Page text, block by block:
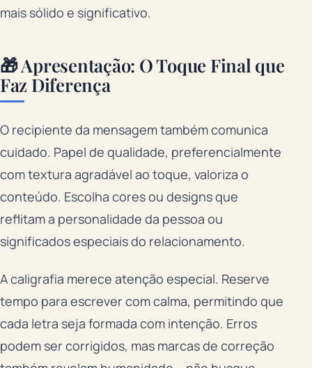
mais sólido e significativo.
🎁 Apresentação: O Toque Final que
Faz Diferença
O recipiente da mensagem também comunica
cuidado. Papel de qualidade, preferencialmente
com textura agradável ao toque, valoriza o
conteúdo. Escolha cores ou designs que
reflitam a personalidade da pessoa ou
significados especiais do relacionamento.
A caligrafia merece atenção especial. Reserve
tempo para escrever com calma, permitindo que
cada letra seja formada com intenção. Erros
podem ser corrigidos, mas marcas de correção